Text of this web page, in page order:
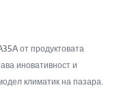
от продуктовата
иновативност и
климатик на пазара.